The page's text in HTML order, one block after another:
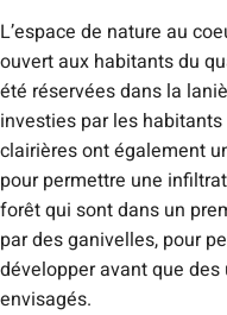
L’espace de nature au
ouvert aux habitants du
été réservées dans la
investies par les
clairières ont également
pour permettre une
forêt qui sont dans un
par des ganivelles, pour
développer avant que
envisagés.